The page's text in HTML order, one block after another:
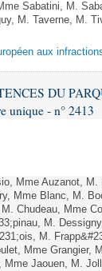
Sabatini, M.
M. Taverne, M.
aux
DU
unique - n° 2413
Mme Auzanot,
Mme Blanc, M.
Chudeau, Mme
M.
M.
Mme Grangier,
Jaouen, M.